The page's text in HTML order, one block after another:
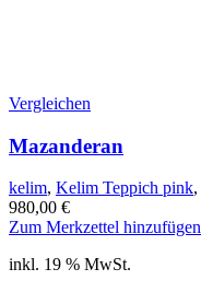
Vergleichen
Mazanderan
kelim, Kelim Teppich pink,
980,00 €
Zum Merkzettel hinzufügen
inkl. 19 % MwSt.